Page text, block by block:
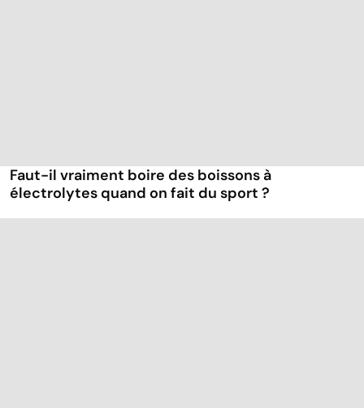
Faut-il vraiment boire des boissons à
électrolytes quand on fait du sport ?